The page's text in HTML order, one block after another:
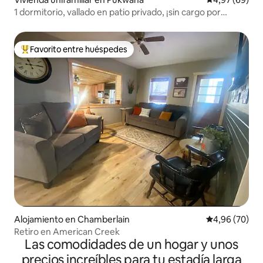
1 dormitorio, vallado en patio privado, ¡sin cargo por
Favorito entre los huéspedes más destacados
Favorito entre huéspedes
Alojamiento en Chamberlain Calificación
4,96 (70)
Retiro en American Creek
Las comodidades de un hogar y unos